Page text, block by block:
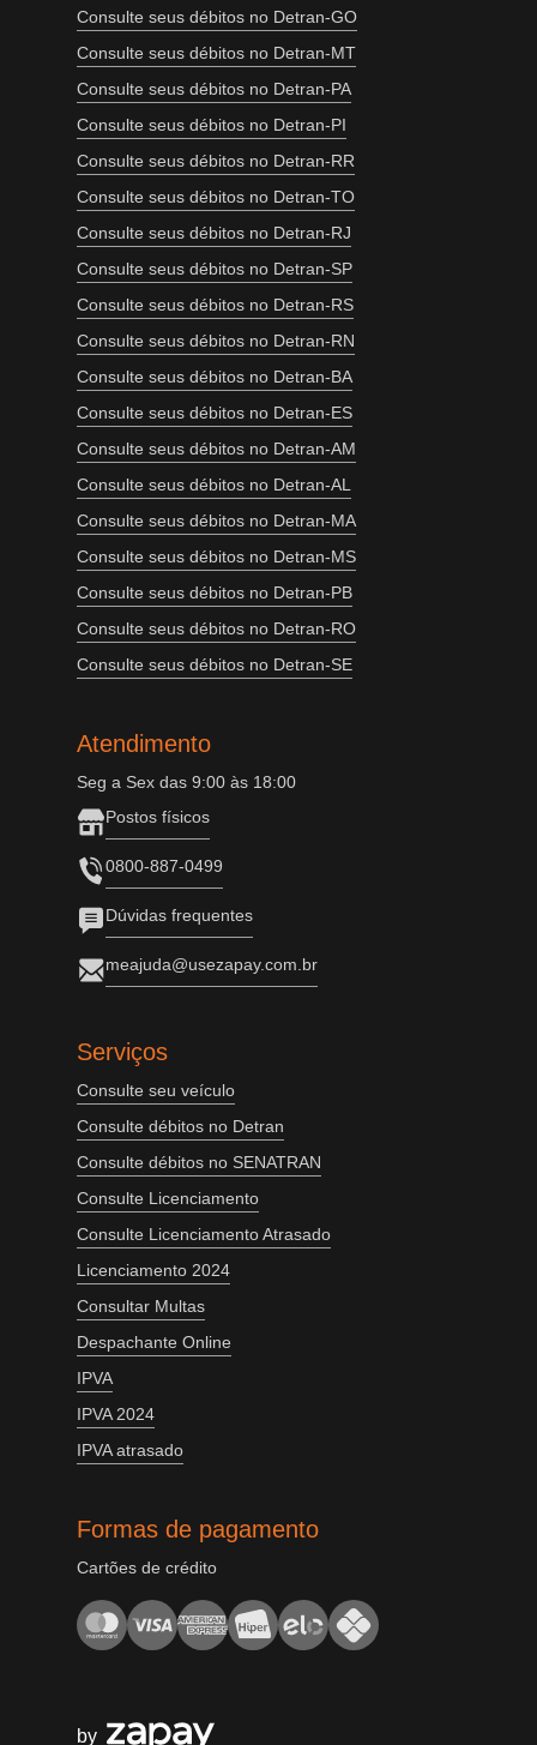
Consulte seus débitos no Detran-GO
Consulte seus débitos no Detran-MT
Consulte seus débitos no Detran-PA
Consulte seus débitos no Detran-PI
Consulte seus débitos no Detran-RR
Consulte seus débitos no Detran-TO
Consulte seus débitos no Detran-RJ
Consulte seus débitos no Detran-SP
Consulte seus débitos no Detran-RS
Consulte seus débitos no Detran-RN
Consulte seus débitos no Detran-BA
Consulte seus débitos no Detran-ES
Consulte seus débitos no Detran-AM
Consulte seus débitos no Detran-AL
Consulte seus débitos no Detran-MA
Consulte seus débitos no Detran-MS
Consulte seus débitos no Detran-PB
Consulte seus débitos no Detran-RO
Consulte seus débitos no Detran-SE
Atendimento
Seg a Sex das 9:00 às 18:00
Postos físicos
0800-887-0499
Dúvidas frequentes
meajuda@usezapay.com.br
Serviços
Consulte seu veículo
Consulte débitos no Detran
Consulte débitos no SENATRAN
Consulte Licenciamento
Consulte Licenciamento Atrasado
Licenciamento 2024
Consultar Multas
Despachante Online
IPVA
IPVA 2024
IPVA atrasado
Formas de pagamento
Cartões de crédito
by